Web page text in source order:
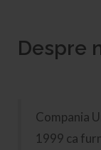
Despre
Compania
1999 ca